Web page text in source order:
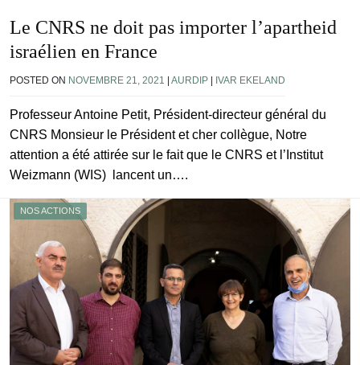
Le CNRS ne doit pas importer l’apartheid
israélien en France
POSTED ON NOVEMBRE 21, 2021 | AURDIP | IVAR EKELAND
Professeur Antoine Petit, Président-directeur général du
CNRS Monsieur le Président et cher collègue, Notre
attention a été attirée sur le fait que le CNRS et l’Institut
Weizmann (WIS) lancent un….
NOS ACTIONS